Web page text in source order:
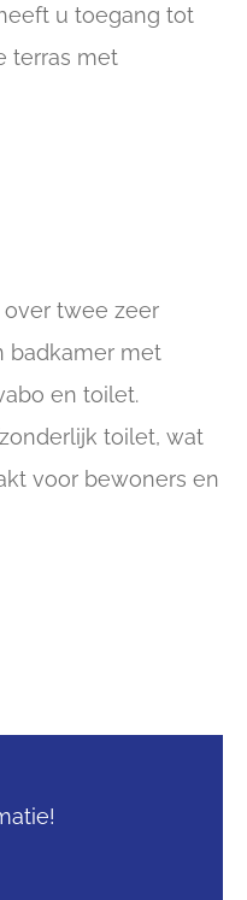
u toegang tot
terras met
twee zeer
badkamer met
en toilet.
toilet, wat
voor bewoners en